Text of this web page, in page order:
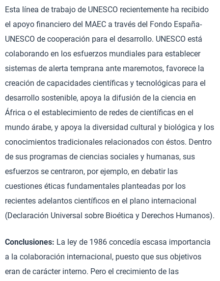
Esta línea de trabajo de UNESCO recientemente ha recibido
el apoyo financiero del MAEC a través del Fondo España-
UNESCO de cooperación para el desarrollo. UNESCO está
colaborando en los esfuerzos mundiales para establecer
sistemas de alerta temprana ante maremotos, favorece la
creación de capacidades científicas y tecnológicas para el
desarrollo sostenible, apoya la difusión de la ciencia en
África o el establecimiento de redes de científicas en el
mundo árabe, y apoya la diversidad cultural y biológica y los
conocimientos tradicionales relacionados con éstos. Dentro
de sus programas de ciencias sociales y humanas, sus
esfuerzos se centraron, por ejemplo, en debatir las
cuestiones éticas fundamentales planteadas por los
recientes adelantos científicos en el plano internacional
(Declaración Universal sobre Bioética y Derechos Humanos).
Conclusiones: La ley de 1986 concedía escasa importancia
a la colaboración internacional, puesto que sus objetivos
eran de carácter interno. Pero el crecimiento de las